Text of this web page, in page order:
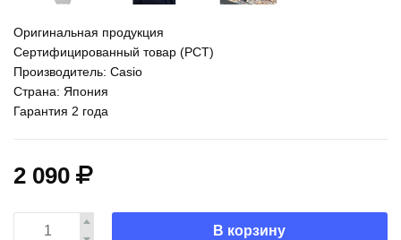
Оригинальная продукция
Сертифицированный товар (РСТ)
Производитель: Casio
Страна: Япония
Гарантия 2 года
2 090
В корзину